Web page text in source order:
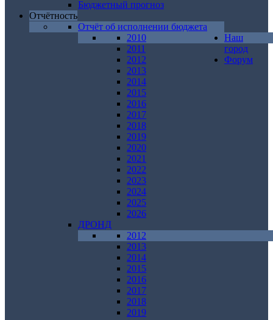
Бюджетный прогноз
Отчётность
Отчёт об исполнении бюджета
2010
2011
2012
2013
2014
2015
2016
2017
2018
2019
2020
2021
2022
2023
2024
2025
2026
ДРОНД
2012
2013
2014
2015
2016
2017
2018
2019
Наш
город
Форум